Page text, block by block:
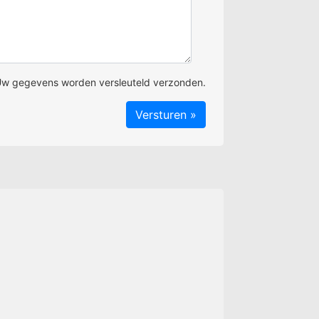
gegevens worden versleuteld verzonden.